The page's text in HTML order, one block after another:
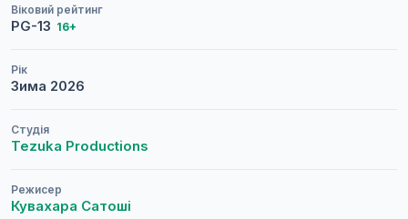
Віковий рейтинг
PG-13 16+
Рік
Зима 2026
Студія
Tezuka Productions
Режисер
Кувахара Сатоші